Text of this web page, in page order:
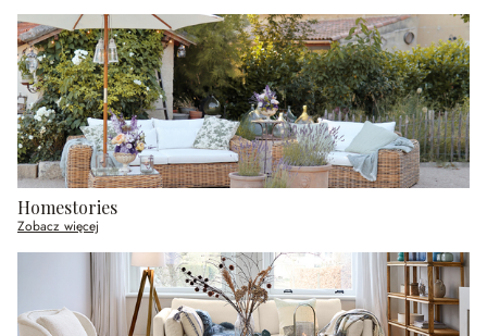
Homestories
Zobacz więcej